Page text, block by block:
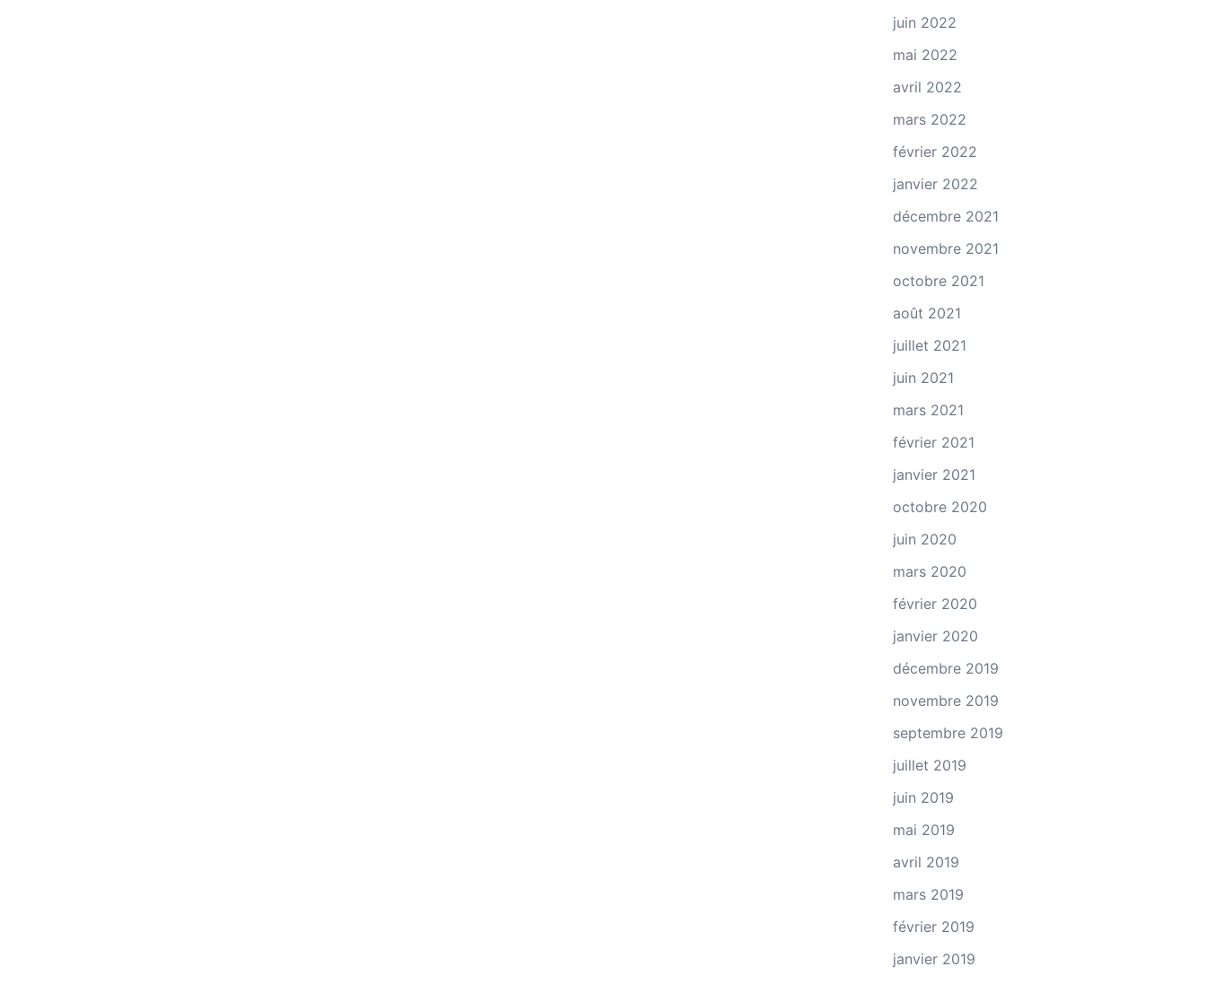
juin 2022
mai 2022
avril 2022
mars 2022
février 2022
janvier 2022
décembre 2021
novembre 2021
octobre 2021
août 2021
juillet 2021
juin 2021
mars 2021
février 2021
janvier 2021
octobre 2020
juin 2020
mars 2020
février 2020
janvier 2020
décembre 2019
novembre 2019
septembre 2019
juillet 2019
juin 2019
mai 2019
avril 2019
mars 2019
février 2019
janvier 2019